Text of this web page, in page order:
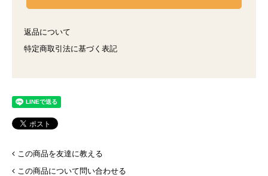
返品について
特定商取引法に基づく表記
この商品を友達に教える
この商品について問い合わせる